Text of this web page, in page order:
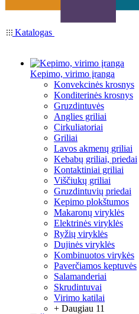
Katalogas
Kepimo, virimo įranga
Konvekcinės krosnys
Konditerinės krosnys
Gruzdintuvės
Anglies griliai
Cirkuliatoriai
Griliai
Lavos akmenų griliai
Kebabų griliai, priedai
Kontaktiniai griliai
Viščiukų griliai
Gruzdintuvių priedai
Kepimo plokštumos
Makaronų viryklės
Elektrinės viryklės
Ryžių viryklės
Dujinės viryklės
Kombinuotos virykės
Paverčiamos keptuvės
Salamanderiai
Skrudintuvai
Virimo katilai
+ Daugiau 11